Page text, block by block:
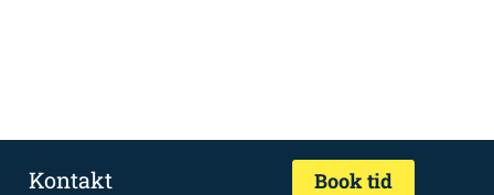
Kontakt Book tid